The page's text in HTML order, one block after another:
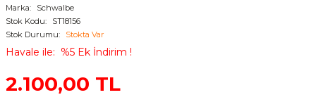
Marka
Schwalbe
Stok Kodu
ST18156
Stok Durumu
Stokta Var
Havale ile %5 Ek İndirim !
2.100,00 TL